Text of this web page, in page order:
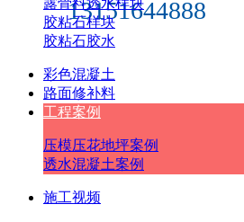
13151644888
露骨料透水样块
胶粘石样块
胶粘石胶水
彩色混凝土
路面修补料
工程案例
压模压花地坪案例
透水混凝土案例
施工视频